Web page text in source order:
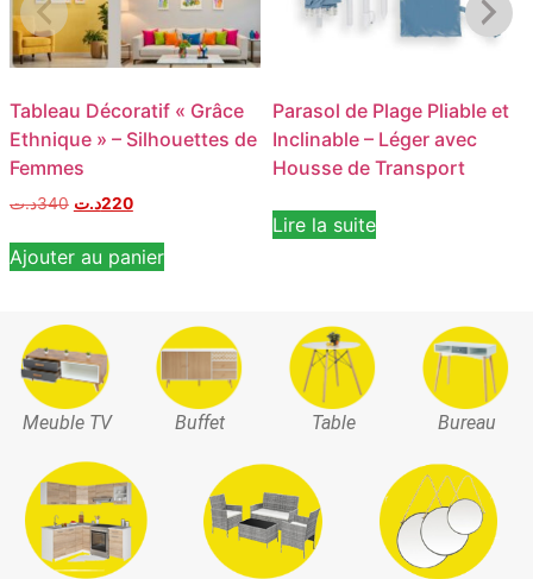
Tableau Décoratif « Grâce
Ethnique » – Silhouettes de
Femmes
340د.ت 220د.ت
Ajouter au panier
Parasol de Plage Pliable et
Inclinable – Léger avec
Housse de Transport
Lire la suite
Meuble TV Buffet Table Bureau